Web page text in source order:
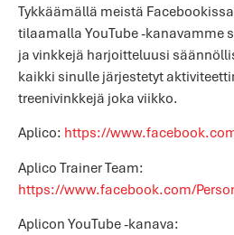
Tykkäämällä meistä
tilaamalla YouTube -kanavamme
ja vinkkejä harjoitteluusi
kaikki sinulle järjestetyt
treenivinkkejä joka viikko.
Aplico: https://
Aplico Trainer Team:
https://www.facebook.com/
Aplicon YouTube -kanava: